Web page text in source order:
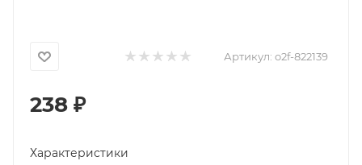
Артикул: o2f-822139
238 ₽
Характеристики